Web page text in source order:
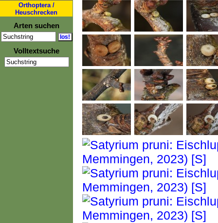
Orthoptera /
Heuschrecken
Arten suchen
Volltextsuche